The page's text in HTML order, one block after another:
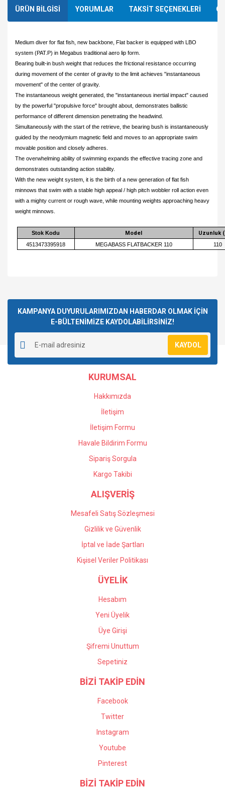
ÜRÜN BİLGİSİ YORUMLAR TAKSİT SEÇENEKLERİ
Medium diver for flat fish, new backbone, Flat backer is equipped with LBO
system (PAT.P) in Megabus traditional aero lip form.
Bearing built-in bush weight that reduces the frictional resistance occurring
during movement of the center of gravity to the limit achieves "instantaneous
movement" of the center of gravity.
The instantaneous weight generated, the "instantaneous inertial impact" caused
by the powerful "propulsive force" brought about, demonstrates ballistic
performance of different dimension penetrating the headwind.
Simultaneously with the start of the retrieve, the bearing bush is instantaneously
guided by the neodymium magnetic field and moves to an appropriate swim
movable position and closely adheres.
The overwhelming ability of swimming expands the effective tracing zone and
demonstrates outstanding action stability.
With the new weight system, it is the birth of a new generation of flat fish
minnows that swim with a stable high appeal / high pitch wobbler roll action even
with a mighty current or rough wave, while mounting weights approaching heavy
weight minnows.
Stok Kodu Model Uzunluk
4513473395918 MEGABASS FLATBACKER 110 110
Yorum Yaz
kullanarak tarafımıza iletebilirsiniz.
Görüş ve önerileriniz için teşekkür ederiz.
Ürün resmi kalitesiz, bozuk veya görüntülenemiyor.
Ürün açıklamasında eksik bilgiler bulunuyor.
Ürün bilgilerinde hatalar bulunuyor.
Ürün fiyatı diğer sitelerden daha pahalı.
Gönder
KAMPANYA DUYURULARIMIZDAN HABERDAR OLMAK İÇİN
E-BÜLTENİMİZE KAYDOLABİLİRSİNİZ!
KAYDOL
KURUMSAL
Hakkımızda
İletişim
İletişim Formu
Havale Bildirim Formu
Sipariş Sorgula
Kargo Takibi
ALIŞVERİŞ
Mesafeli Satış Sözleşmesi
Gizlilik ve Güvenlik
İptal ve İade Şartları
Kişisel Veriler Politikası
ÜYELİK
Hesabım
Yeni Üyelik
Üye Girişi
Şifremi Unuttum
Sepetiniz
BİZİ TAKİP EDİN
Facebook
Twitter
Instagram
Youtube
Pinterest
BİZİ TAKİP EDİN